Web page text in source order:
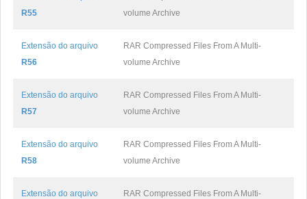
R55
volume Archive
Extensão do arquivo
R56
RAR Compressed Files From A Multi-
volume Archive
Extensão do arquivo
R57
RAR Compressed Files From A Multi-
volume Archive
Extensão do arquivo
R58
RAR Compressed Files From A Multi-
volume Archive
Extensão do arquivo
RAR Compressed Files From A Multi-